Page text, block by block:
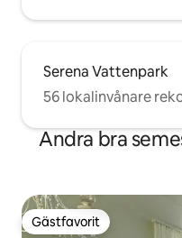
Serena Vattenpark
56 lokalinvånare
Andra bra
Gästfavorit
Gästfavorit